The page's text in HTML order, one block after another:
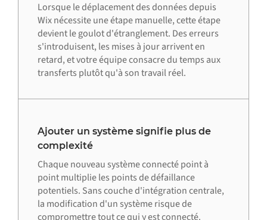
Lorsque le déplacement des données depuis
Wix nécessite une étape manuelle, cette étape
devient le goulot d'étranglement. Des erreurs
s'introduisent, les mises à jour arrivent en
retard, et votre équipe consacre du temps aux
transferts plutôt qu'à son travail réel.
Ajouter un système signifie plus de
complexité
Chaque nouveau système connecté point à
point multiplie les points de défaillance
potentiels. Sans couche d'intégration centrale,
la modification d'un système risque de
compromettre tout ce qui y est connecté.